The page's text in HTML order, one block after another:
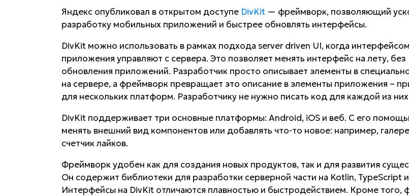
Яндекс опубликовал в открытом доступе DivKit— фреймворк, позволяющий
разработку мобильных приложений и быстрее обновлять интерфейсы.
DivKit можно использовать в рамках подхода server driven UI, когда интерфейсом
приложения управляют с сервера. Это позволяет менять интерфейс на лету, без
обновления приложений. Разработчик просто описывает элементы в
на сервере, а фреймворк превращает это описание в элементы приложения –
для нескольких платформ. Разработчику не нужно писать код для каждой из
DivKit поддерживает три основные платформы: Android, iOS и веб. С его
менять внешний вид компонентов или добавлять что-то новое: например,
счетчик лайков.
Фреймворк удобен как для создания новых продуктов, так и для развития
Он содержит библиотеки для разработки серверной части на Kotlin, TypeScript
Интерфейсы на DivKit отличаются плавностью и быстродействием. Кроме того,